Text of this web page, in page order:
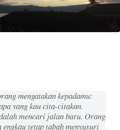
mengatakan kepadamu:
yang kau cita-citakan.
mencari jalan baru. Orang
engkau tetap tabah menyusuri